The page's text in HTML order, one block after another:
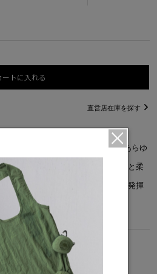
ートに入れる
直営店在庫を探す
トン パッファー ミュール＞は、あらゆ
す。アウトソールはクッション性と柔
は濡れた路面でも安定した性能を発揮
LIGHTWEIGHT
5°C / -5°C